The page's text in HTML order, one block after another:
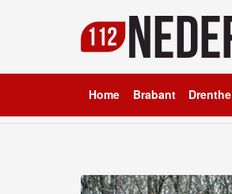
Home Brabant Drenthe